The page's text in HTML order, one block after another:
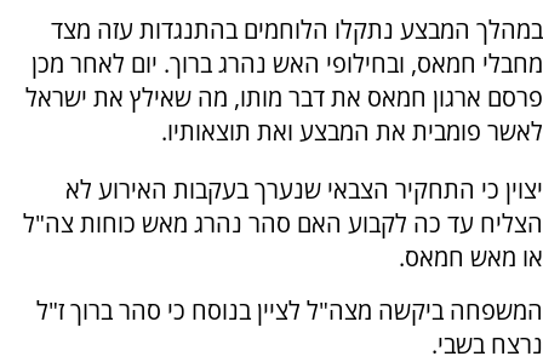
במהלך המבצע נתקלו הלוחמים בהתנגדות עזה מצד
מחבלי חמאס, ובחילופי האש נהרג ברוך. יום לאחר מכן
פרסם ארגון חמאס את דבר מותו, מה שאילץ את ישראל
לאשר פומבית את המבצע ואת תוצאותיו.
יצוין כי התחקיר הצבאי שנערך בעקבות האירוע לא
הצליח עד כה לקבוע האם סהר נהרג מאש כוחות צה"ל
או מאש חמאס.
המשפחה ביקשה מצה"ל לציין בנוסח כי סהר ברוך ז"ל
נרצח בשבי.